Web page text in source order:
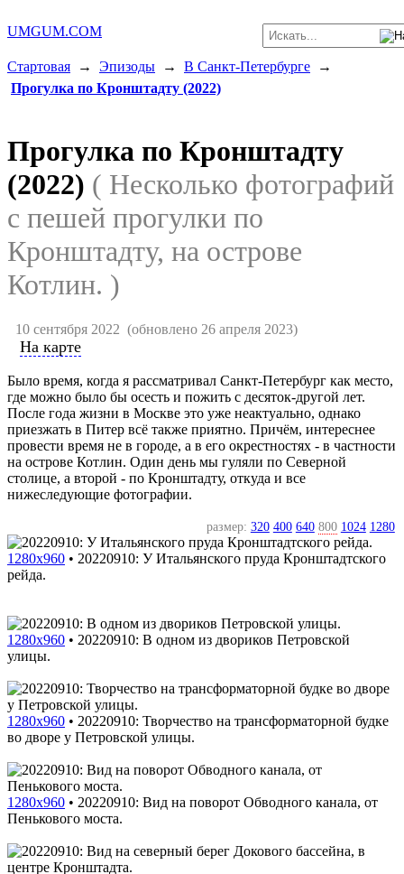
UMGUM.COM
Стартовая → Эпизоды → В Санкт-Петербурге →
Прогулка по Кронштадту (2022)
Прогулка по Кронштадту
(2022) ( Несколько фотографий
с пешей прогулки по
Кронштадту, на острове
Котлин. )
10 сентября 2022 (обновлено 26 апреля 2023)
На карте
Было время, когда я рассматривал Санкт-Петербург как место,
где можно было бы осесть и пожить с десяток-другой лет.
После года жизни в Москве это уже неактуально, однако
приезжать в Питер всё также приятно. Причём, интереснее
провести время не в городе, а в его окрестностях - в частности
на острове Котлин. Один день мы гуляли по Северной
столице, а второй - по Кронштадту, откуда и все
нижеследующие фотографии.
размер: 320 400 640 800 1024 1280
1280x960 • 20220910: У Итальянского пруда Кронштадтского
рейда.
1280x960 • 20220910: В одном из двориков Петровской
улицы.
1280x960 • 20220910: Творчество на трансформаторной будке
во дворе у Петровской улицы.
1280x960 • 20220910: Вид на поворот Обводного канала, от
Пенькового моста.